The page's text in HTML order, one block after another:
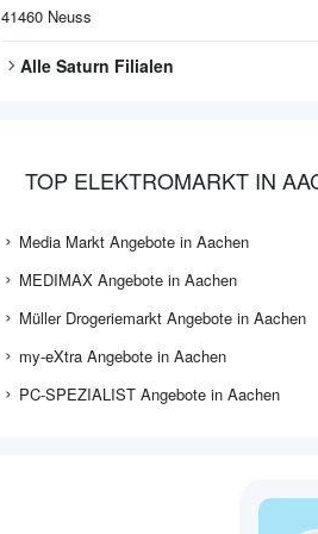
41460 Neuss
Alle Saturn Filialen
TOP ELEKTROMARKT IN
Media Markt Angebote in Aachen
MEDIMAX Angebote in Aachen
Müller Drogeriemarkt Angebote in Aachen
my-eXtra Angebote in Aachen
PC-SPEZIALIST Angebote in Aachen